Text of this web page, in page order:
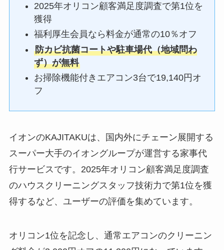
2025年オリコン顧客満足度調査で第1位を
獲得
福利厚生会員なら料金が通常の10％オフ
防カビ抗菌コートや駐車場代（地域問わ
ず）が無料
お掃除機能付きエアコン3台で19,140円オ
フ
イオンのKAJITAKUは、国内外にチェーン展開する
スーパー大手のイオングループが運営する家事代
行サービスです。2025年オリコン顧客満足度調査
のハウスクリーニングスタッフ技術力で第1位を獲
得するなど、ユーザーの評価を集めています。
オリコン1位を記念し、通常エアコンのクリーニン